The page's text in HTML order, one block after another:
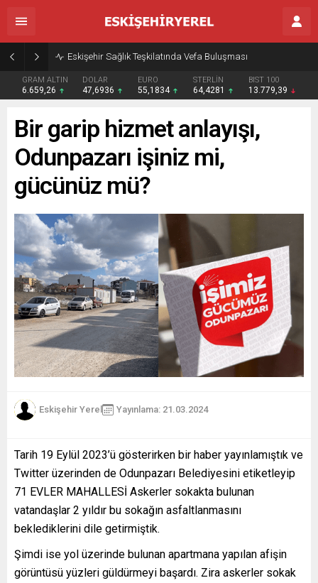
Eskişehir Sağlık Teşkilatında Vefa Buluşması
GRAM ALTIN
6.659,26
DOLAR
47,6936
EURO
55,1834
STERLİN
64,4281
BIST 100
13.779,39
Bir garip hizmet anlayışı,
Odunpazarı işiniz mi,
gücünüz mü?
Eskişehir Yerel Yayınlama: 21.03.2024
Tarih 19 Eylül 2023’ü gösterirken bir haber yayınlamıştık ve
Twitter üzerinden de Odunpazarı Belediyesini etiketleyip
71 EVLER MAHALLESİ Askerler sokakta bulunan
vatandaşlar 2 yıldır bu sokağın asfaltlanmasını
beklediklerini dile getirmiştik.
Şimdi ise yol üzerinde bulunan apartmana yapılan afişin
görüntüsü yüzleri güldürmeyi başardı. Zira askerler sokak